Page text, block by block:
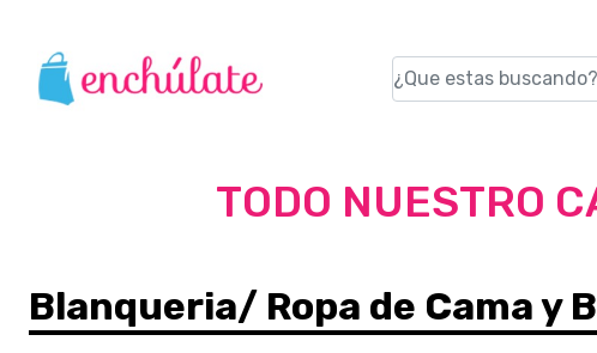
TODO NUESTRO
Blanqueria/ Ropa de Cama y